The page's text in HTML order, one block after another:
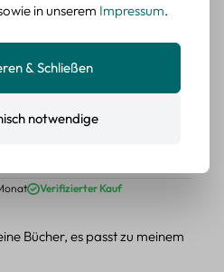
von 5 von 5 Sternen
Verifizierter Kauf
Bücher, es passt zu meinem
in unserem Impressum.
notwendige
& Schließen